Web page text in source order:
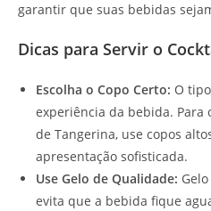
garantir que suas bebidas
Dicas para Servir o
Escolha o Copo Certo: O
experiência da bebida. Para
de Tangerina, use copos
apresentação sofisticada.
Use Gelo de Qualidade:
evita que a bebida fique